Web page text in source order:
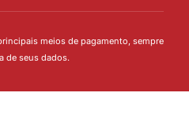
meios de pagamento, sempre
de seus dados.